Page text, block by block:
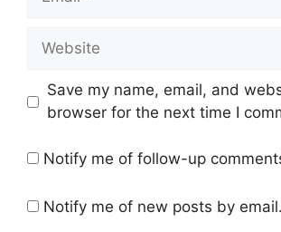
Website
Save my name, email, and
browser for the next time I
Notify me of follow-up
Notify me of new posts by email.